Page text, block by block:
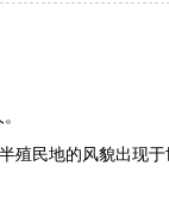
殖民地的风貌出现